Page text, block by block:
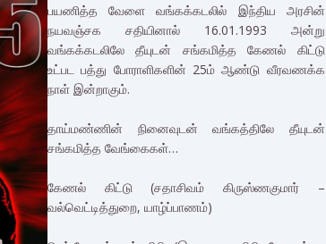
பயணித்த வேளை வங்கக்கடலில் இந்திய அரசின்
நயவஞ்சக சதியினால் 16.01.1993 அன்று
வங்கக்கடலிலே தீயுடன் சங்கமித்த கேணல் கிட்டு
உட்பட பத்து போராளிகளின் 25ம் ஆண்டு வீரவணக்க
நாள் இன்றாகும்.
தாய்மண்ணின் நினைவுடன் வங்கத்திலே தீயுடன்
சங்கமித்த வேங்கைகள்…
கேணல் கிட்டு (சதாசிவம் கிருஸ்ணகுமார் –
வல்வெட்டித்துறை, யாழ்ப்பாணம்)